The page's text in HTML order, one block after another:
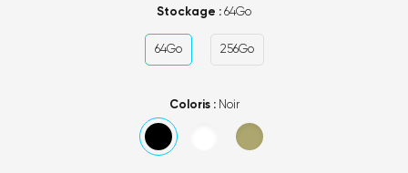
Stockage : 64Go
64Go 256Go
Coloris : Noir